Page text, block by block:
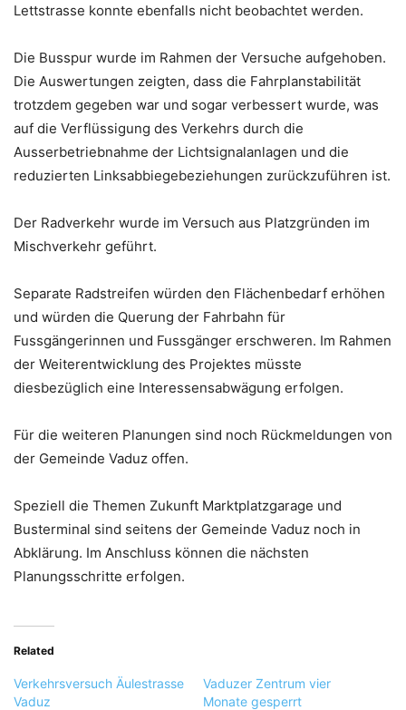
Lettstrasse konnte ebenfalls nicht beobachtet werden.
Die Busspur wurde im Rahmen der Versuche aufgehoben.
Die Auswertungen zeigten, dass die Fahrplanstabilität
trotzdem gegeben war und sogar verbessert wurde, was
auf die Verflüssigung des Verkehrs durch die
Ausserbetriebnahme der Lichtsignalanlagen und die
reduzierten Linksabbiegebeziehungen zurückzuführen ist.
Der Radverkehr wurde im Versuch aus Platzgründen im
Mischverkehr geführt.
Separate Radstreifen würden den Flächenbedarf erhöhen
und würden die Querung der Fahrbahn für
Fussgängerinnen und Fussgänger erschweren. Im Rahmen
der Weiterentwicklung des Projektes müsste
diesbezüglich eine Interessensabwägung erfolgen.
Für die weiteren Planungen sind noch Rückmeldungen von
der Gemeinde Vaduz offen.
Speziell die Themen Zukunft Marktplatzgarage und
Busterminal sind seitens der Gemeinde Vaduz noch in
Abklärung. Im Anschluss können die nächsten
Planungsschritte erfolgen.
Related
Verkehrsversuch Äulestrasse
Vaduz
Vaduzer Zentrum vier
Monate gesperrt